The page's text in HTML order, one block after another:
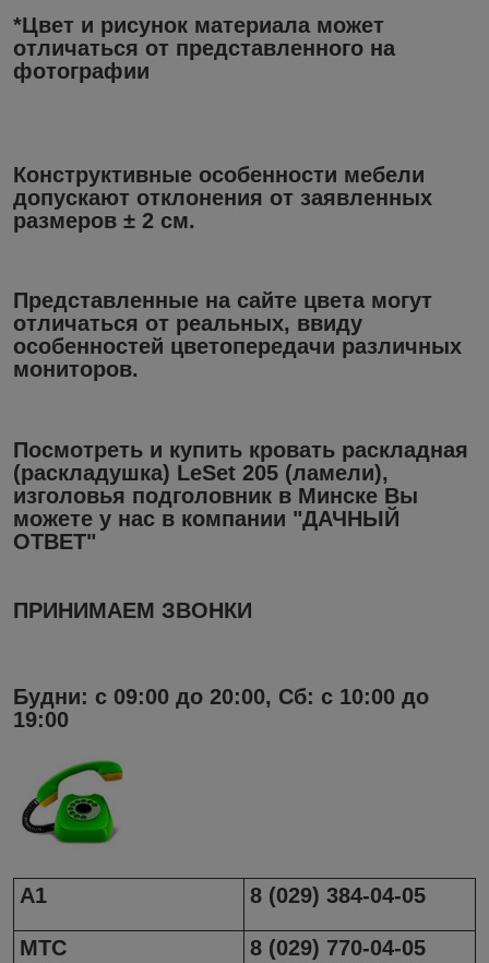
*Цвет и рисунок материала может
отличаться от представленного на
фотографии
Конструктивные особенности мебели
допускают отклонения от заявленных
размеров ± 2 см.
Представленные на сайте цвета могут
отличаться от реальных, ввиду
особенностей цветопередачи различных
мониторов.
Посмотреть и купить кровать раскладная
(раскладушка) LeSet 205 (ламели),
изголовья подголовник в Минске Вы
можете у нас в компании "ДАЧНЫЙ
ОТВЕТ"
ПРИНИМАЕМ ЗВОНКИ
Будни: с 09:00 до 20:00, Сб: с 10:00 до
19:00
А1 8 (029) 384-04-05
МТС 8 (029) 770-04-05